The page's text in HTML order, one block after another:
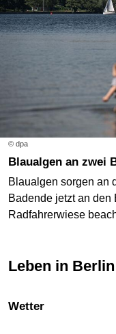
© dpa
Blaualgen an
Blaualgen sorgen an
Badende jetzt an den
Radfahrerwiese
Leben in Berlin
Wetter